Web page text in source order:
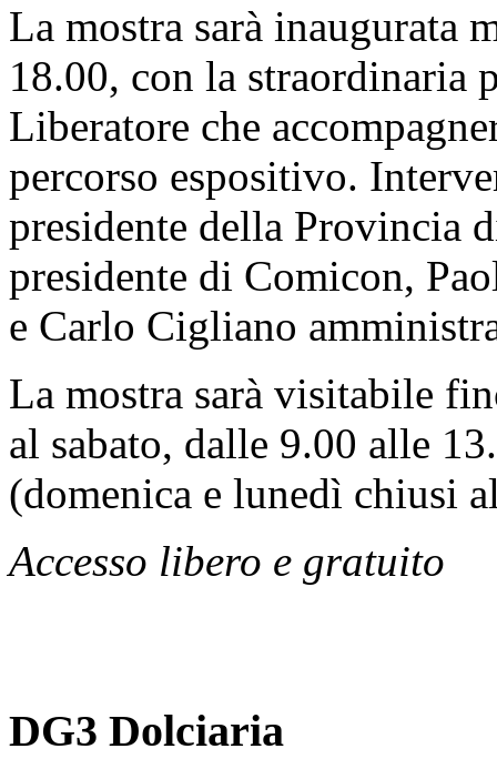
La mostra sarà inaugurata
18.00, con la straordinaria
Liberatore che
percorso espositivo.
presidente della Provincia
presidente di Comicon,
e Carlo Cigliano
La mostra sarà visitabile
al sabato, dalle 9.00 alle
(domenica e lunedì chiusi
Accesso libero e gratuito
DG3 Dolciaria